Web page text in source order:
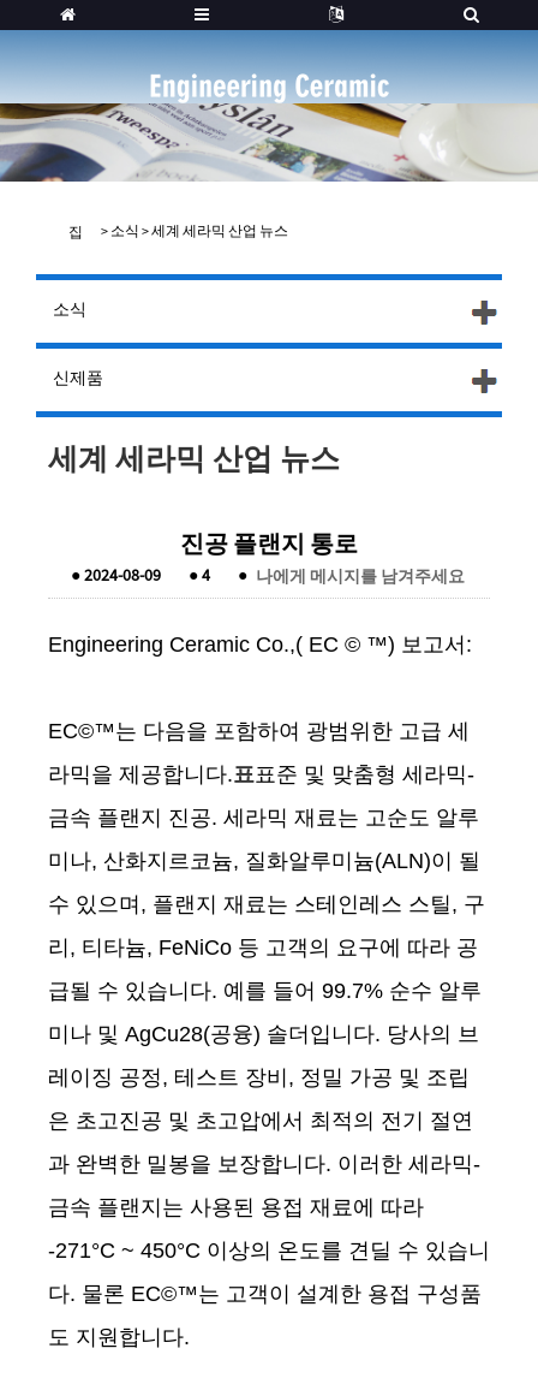
집 > 소식 >세계 세라믹 산업 뉴스
소식
신제품
세계 세라믹 산업 뉴스
진공 플랜지 통로
●2024-08-09 ●4 ● 나에게 메시지를 남겨주세요
Engineering Ceramic Co.,( EC © ™) 보고서:
EC©™는 다음을 포함하여 광범위한 고급 세
라믹을 제공합니다.표표준 및 맞춤형 세라믹-
금속 플랜지 진공. 세라믹 재료는 고순도 알루
미나, 산화지르코늄, 질화알루미늄(ALN)이 될
수 있으며, 플랜지 재료는 스테인레스 스틸, 구
리, 티타늄, FeNiCo 등 고객의 요구에 따라 공
급될 수 있습니다. 예를 들어 99.7% 순수 알루
미나 및 AgCu28(공융) 솔더입니다. 당사의 브
레이징 공정, 테스트 장비, 정밀 가공 및 조립
은 초고진공 및 초고압에서 최적의 전기 절연
과 완벽한 밀봉을 보장합니다. 이러한 세라믹-
금속 플랜지는 사용된 용접 재료에 따라
-271°C ~ 450°C 이상의 온도를 견딜 수 있습니
다. 물론 EC©™는 고객이 설계한 용접 구성품
도 지원합니다.